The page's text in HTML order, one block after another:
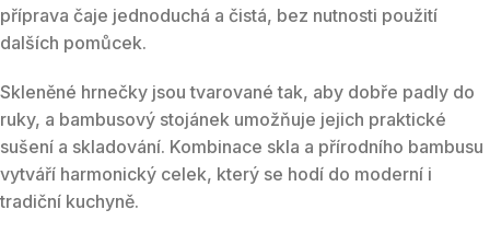
příprava čaje jednoduchá a čistá, bez nutnosti použití
dalších pomůcek.
Skleněné hrnečky jsou tvarované tak, aby dobře padly do
ruky, a bambusový stojánek umožňuje jejich praktické
sušení a skladování. Kombinace skla a přírodního bambusu
vytváří harmonický celek, který se hodí do moderní i
tradiční kuchyně.